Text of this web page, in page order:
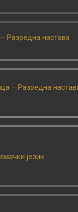
Разредна настава
– Разредна
језик